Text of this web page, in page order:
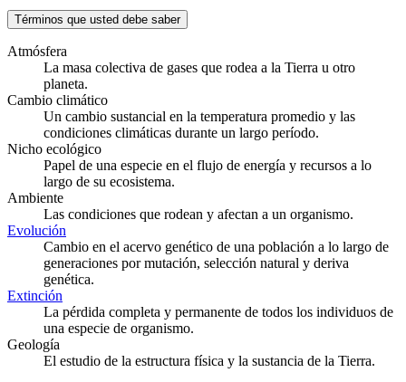
Términos que usted debe saber
Atmósfera
La masa colectiva de gases que rodea a la Tierra u otro
planeta.
Cambio climático
Un cambio sustancial en la temperatura promedio y las
condiciones climáticas durante un largo período.
Nicho ecológico
Papel de una especie en el flujo de energía y recursos a lo
largo de su ecosistema.
Ambiente
Las condiciones que rodean y afectan a un organismo.
Evolución
Cambio en el acervo genético de una población a lo largo de
generaciones por mutación, selección natural y deriva
genética.
Extinción
La pérdida completa y permanente de todos los individuos de
una especie de organismo.
Geología
El estudio de la estructura física y la sustancia de la Tierra.